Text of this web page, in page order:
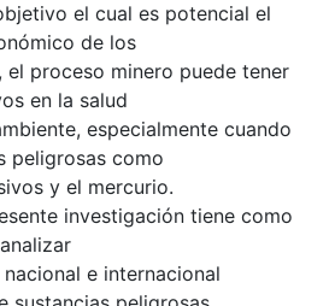
el cual es potencial el
de los
el proceso minero puede tener
en la salud
especialmente cuando
peligrosas como
y el mercurio.
investigación tiene como
e internacional